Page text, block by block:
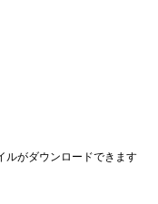
ルがダウンロードできます